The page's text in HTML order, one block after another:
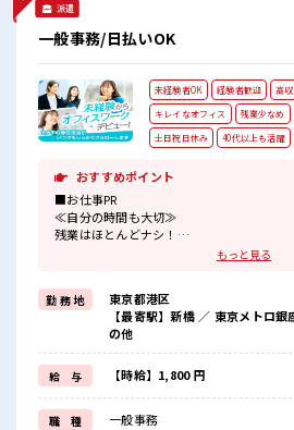
派遣
一般事務/日払いOK
未経験者OK 経験者歓迎 高収
キレイなオフィス
残業少なめ
土日祝日休み
40代以上も活躍
おすすめポイント
■お仕事PR
≪自分の時間も大切≫
残業はほとんどナシ！
場合によってはお願いすることもあります♪
家族や友人と一緒にプライベート満喫！
≪未経験の方も大カンゲイ≫
新しいことにチャレンジするのは不安だけ
しっかり働く環境が整っています！
イチからスキルUP・ステップUP目指して
≪様々なお仕事をご提案≫
一人で悩まず気軽に相談できる、
派遣のお仕事です！
もっと見る
勤 務 地
東京都港区
【最寄駅】新橋 ／ 東京メトロ
の他
給 与 【時給】1,800 円
職 種 一般事務